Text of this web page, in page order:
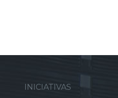
INICIATIVAS